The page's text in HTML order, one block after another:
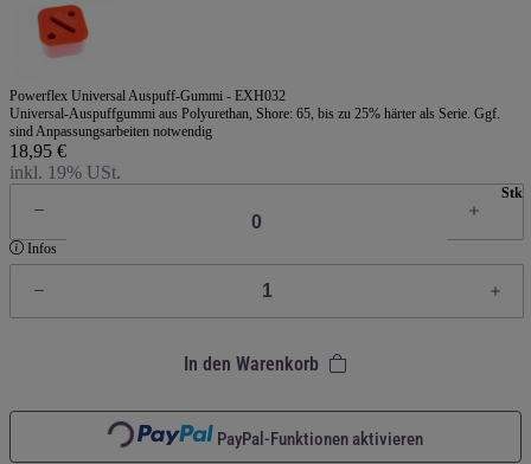
Powerflex Universal Auspuff-Gummi - EXH032
Universal-Auspuffgummi aus Polyurethan, Shore: 65, bis zu 25% härter als Serie. Ggf.
sind Anpassungsarbeiten notwendig
18,95 €
inkl. 19% USt.
Stk
Infos
In den Warenkorb
Loading... PayPal-Funktionen aktivieren